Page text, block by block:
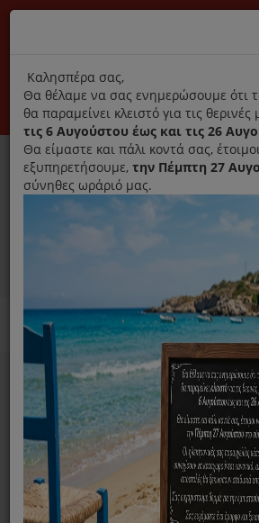
Αποκλειστικά γνήσια ανταλλακτικά
Σύνδεση Εγγραφή
Ανταλλακτικά ηλεκτρικών συσκευών
Home
Χύτρα
Πλήρες Καπάκι Κατσαρόλας Fissler
Barcelona 20cm
title
Καλησπέρα σας,
Θα θέλαμε να σας ενημερώσουμε ότι
θα παραμείνει κλειστό για τις θερινές
τις 6 Αυγούστου έως και τις 26
Θα είμαστε και πάλι κοντά σας,
εξυπηρετήσουμε, την Πέμπτη 27
σύνηθες ωράριό μας.